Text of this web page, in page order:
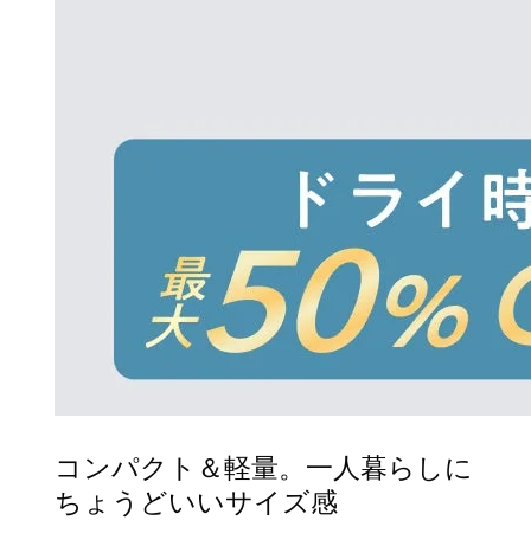
コンパクト＆軽量。一人暮らしに
ちょうどいいサイズ感